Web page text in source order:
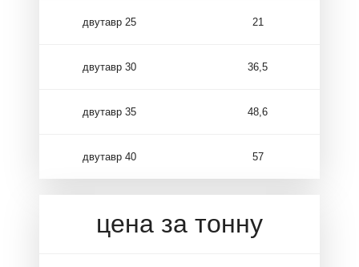
двутавр 25 21
двутавр 30 36,5
двутавр 35 48,6
двутавр 40 57
цена за тонну